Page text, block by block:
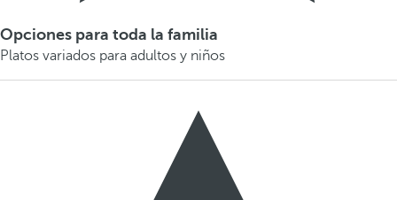
Opciones para toda la familia
Platos variados para adultos y niños